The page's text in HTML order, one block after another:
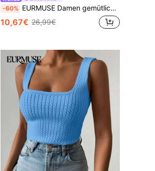
-60% EURMUSE Damen gemütliches gestricktes Winter-Set mit Knopf-Cardigan und passendem Mini-Rock in Creme
10,67€ 26,99€